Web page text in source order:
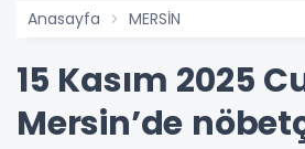
Anasayfa MERSİN
15 Kasım 2025
Mersin’de